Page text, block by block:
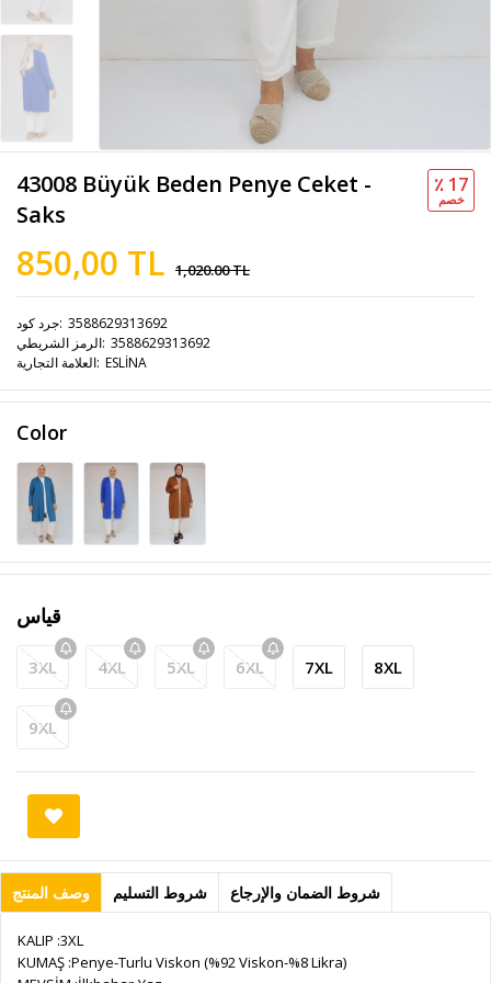
43008 Büyük Beden Penye Ceket -
Saks
850,00 TL 1,020.00 TL
٪ 17
خصم
جرد كود 3588629313692
الرمز الشريطي 3588629313692
العلامة التجارية ESLİNA
Color
قياس
3XL 4XL 5XL 6XL 7XL 8XL
9XL
وصف المنتج شروط التسليم شروط الضمان والإرجاع
KALIP :3XL
KUMAŞ :Penye-Turlu Viskon (%92 Viskon-%8 Likra)